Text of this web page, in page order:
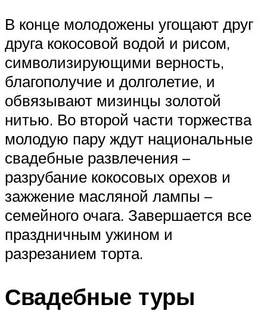
В конце молодожены угощают друг
друга кокосовой водой и рисом,
символизирующими верность,
благополучие и долголетие, и
обвязывают мизинцы золотой
нитью. Во второй части торжества
молодую пару ждут национальные
свадебные развлечения –
разрубание кокосовых орехов и
зажжение масляной лампы –
семейного очага. Завершается все
праздничным ужином и
разрезанием торта.
Свадебные туры